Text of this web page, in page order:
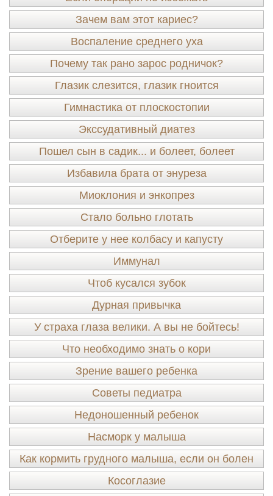
Зачем вам этот кариес?
Воспаление среднего уха
Почему так рано зарос родничок?
Глазик слезится, глазик гноится
Гимнастика от плоскостопии
Экссудативный диатез
Пошел сын в садик... и болеет, болеет
Избавила брата от энуреза
Миоклония и энкопрез
Стало больно глотать
Отберите у нее колбасу и капусту
Иммунал
Чтоб кусался зубок
Дурная привычка
У страха глаза велики. А вы не бойтесь!
Что необходимо знать о кори
Зрение вашего ребенка
Советы педиатра
Недоношенный ребенок
Насморк у малыша
Как кормить грудного малыша, если он болен
Косоглазие